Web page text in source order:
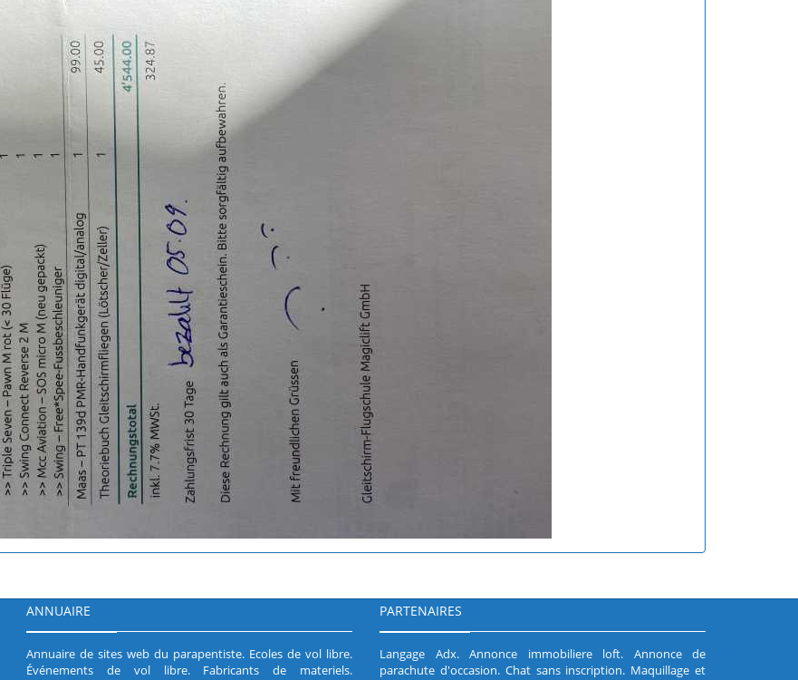
ANNUAIRE
Annuaire de sites web du parapentiste. Ecoles de vol libre.
Événements de vol libre. Fabricants de materiels.
PARTENAIRES
Langage Adx. Annonce immobiliere loft. Annonce de
parachute d'occasion. Chat sans inscription. Maquillage et